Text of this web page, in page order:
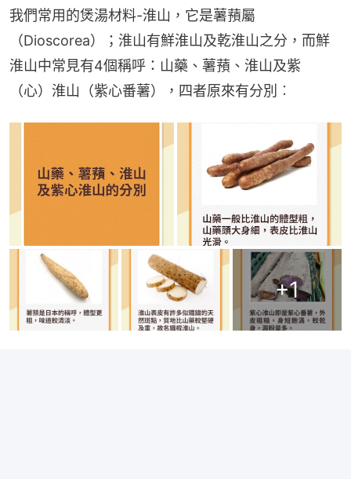
我們常用的煲湯材料-淮山，它是薯蕷屬
（Dioscorea）；淮山有鮮淮山及乾淮山之分，而鮮
淮山中常見有4個稱呼：山藥、薯蕷、淮山及紫
（心）淮山（紫心番薯），四者原來有分別︰
+1